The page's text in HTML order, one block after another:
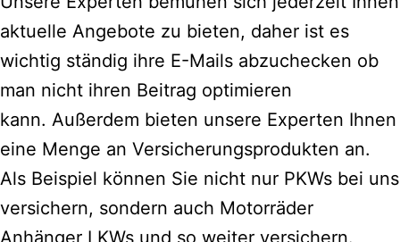
aktuelle Angebote zu bieten, daher ist es
wichtig ständig ihre E-Mails abzuchecken ob
man nicht ihren Beitrag optimieren
kann. Außerdem bieten unsere Experten Ihnen
eine Menge an Versicherungsprodukten an.
Als Beispiel können Sie nicht nur PKWs bei uns
versichern, sondern auch Motorräder
Anhänger LKWs und so weiter versichern.